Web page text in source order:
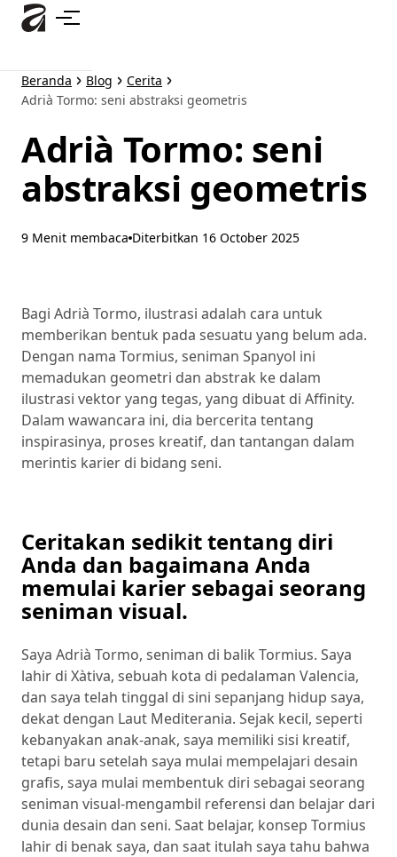
Lewati
utama
Beranda Blog
Cerita
Adrià Tormo: seni abstraksi geometris
Adrià Tormo: seni
abstraksi geometris
9 Menit membaca Diterbitkan 16 October 2025
Bagi Adrià Tormo, ilustrasi adalah cara untuk
memberikan bentuk pada sesuatu yang belum ada.
Dengan nama Tormius, seniman Spanyol ini
memadukan geometri dan abstrak ke dalam
ilustrasi vektor yang tegas, yang dibuat di Affinity.
Dalam wawancara ini, dia bercerita tentang
inspirasinya, proses kreatif, dan tantangan dalam
merintis karier di bidang seni.
Ceritakan sedikit tentang diri
Anda dan bagaimana Anda
memulai karier sebagai seorang
seniman visual.
Saya Adrià Tormo, seniman di balik Tormius. Saya
lahir di Xàtiva, sebuah kota di pedalaman Valencia,
dan saya telah tinggal di sini sepanjang hidup saya,
dekat dengan Laut Mediterania. Sejak kecil, seperti
kebanyakan anak-anak, saya memiliki sisi kreatif,
tetapi baru setelah saya mulai mempelajari desain
grafis, saya mulai membentuk diri sebagai seorang
seniman visual-mengambil referensi dan belajar dari
dunia desain dan seni. Saat belajar, konsep Tormius
lahir di benak saya, dan saat itulah saya tahu bahwa